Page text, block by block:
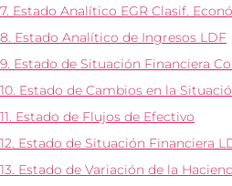
7. Estado Analítico EGR Clasif.
8. Estado Analítico de Ingresos LDF
9. Estado de Situación Financiera
10. Estado de Cambios en la
11. Estado de Flujos de Efectivo
12. Estado de Situación Financiera
13. Estado de Variación de la